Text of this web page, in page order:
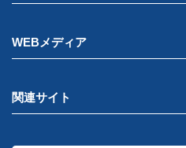
WEBメディア
関連サイト